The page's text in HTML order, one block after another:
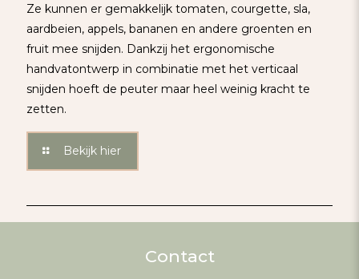
Ze kunnen er gemakkelijk tomaten, courgette, sla,
aardbeien, appels, bananen en andere groenten en
fruit mee snijden. Dankzij het ergonomische
handvatontwerp in combinatie met het verticaal
snijden hoeft de peuter maar heel weinig kracht te
zetten.
Bekijk hier
Contact